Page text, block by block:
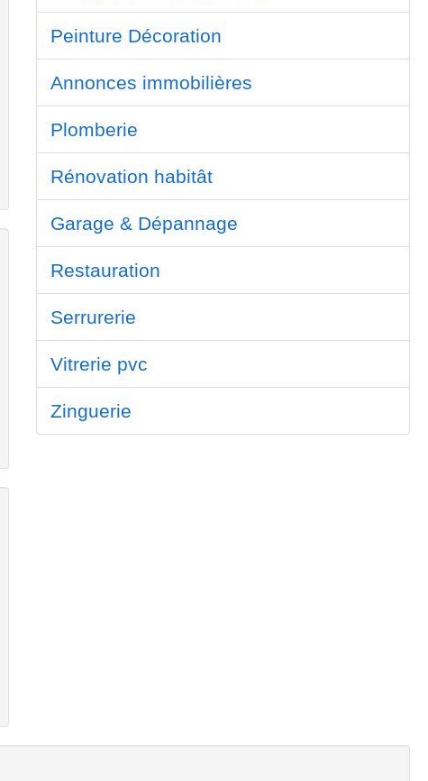
Peinture Décoration
Annonces immobilières
Plomberie
Rénovation habitât
Garage & Dépannage
Restauration
Serrurerie
Vitrerie pvc
Zinguerie